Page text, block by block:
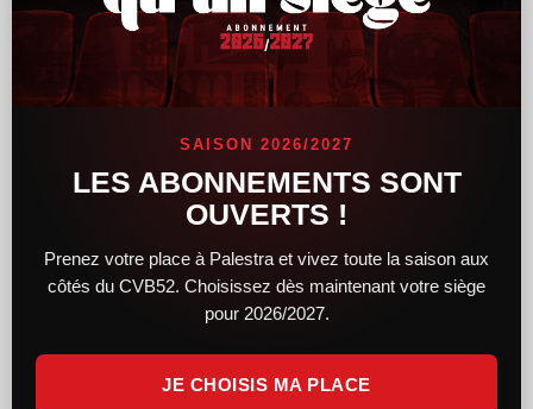
SAISON 2026/2027
LES ABONNEMENTS SONT
OUVERTS !
Prenez votre place à Palestra et vivez toute la saison aux
côtés du CVB52. Choisissez dès maintenant votre siège
pour 2026/2027.
JE CHOISIS MA PLACE